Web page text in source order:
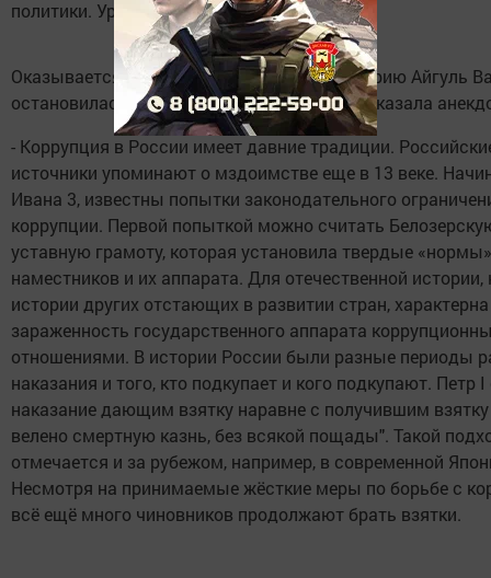
политики. Урок был богат видеослайдам.
Оказывается коррупция имеет и свою историю Айгуль
остановилась на значимые события и рассказала
- Коррупция в России имеет давние традиции.
источники упоминают о мздоимстве еще в 13 веке.
Ивана 3, известны попытки законодательного
коррупции. Первой попыткой можно считать
уставную грамоту, которая установила твердые
наместников и их аппарата. Для отечественной истории,
истории других отстающих в развитии стран,
зараженность государственного аппарата
отношениями. В истории России были разные периоды
наказания и того, кто подкупает и кого подкупают. Петр
наказание дающим взятку наравне с получившим
велено смертную казнь, без всякой пощады". Такой
отмечается и за рубежом, например, в современной
Несмотря на принимаемые жёсткие меры по борьбе с
всё ещё много чиновников продолжают брать взятки.